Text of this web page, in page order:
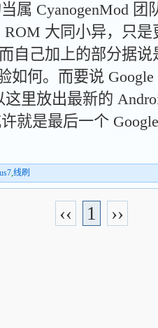
属 CyanogenMod
ROM 大同小异，只
自己加上的部分据
如何。而要说
里放出最新的
就是最后一个
,线刷
‹‹ 1 ››